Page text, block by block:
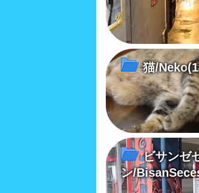
猫/Neko
ビサンゼ
ン/